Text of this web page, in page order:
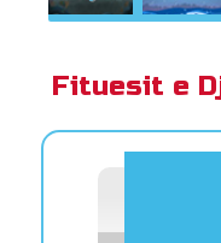
Previous
Fituesit e